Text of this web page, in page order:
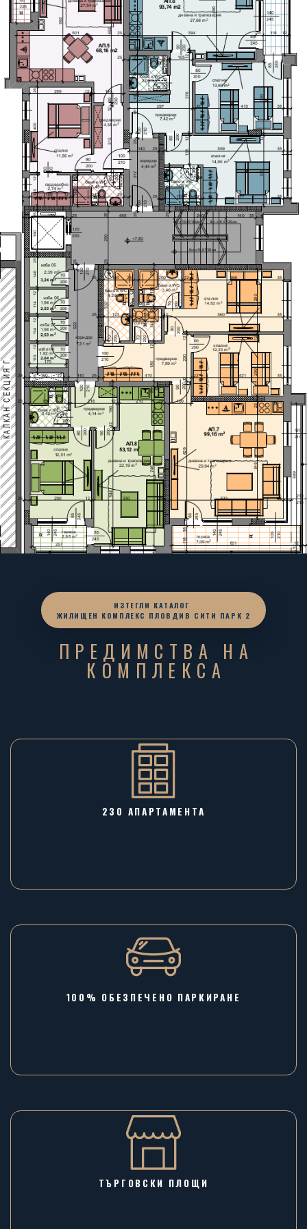
ИЗТЕГЛИ КАТАЛОГ
ЖИЛИЩЕН КОМПЛЕКС ПЛОВДИВ СИТИ ПАРК 2
ПРЕДИМСТВА НА
КОМПЛЕКСА
230 АПАРТАМЕНТА
100% ОБЕЗПЕЧЕНО ПАРКИРАНЕ
ТЪРГОВСКИ ПЛОЩИ